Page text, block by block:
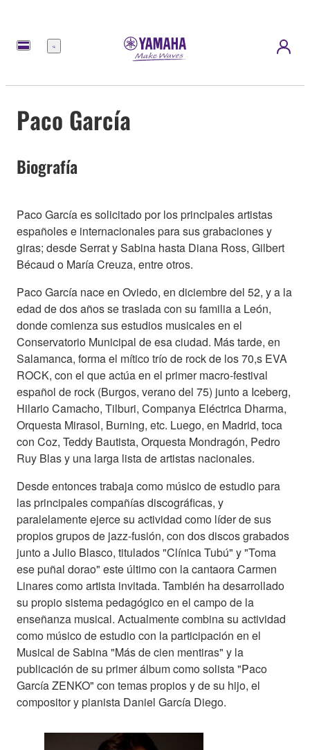
Menú
Paco García
Biografía
Paco García es solicitado por los principales artistas
españoles e internacionales para sus grabaciones y
giras; desde Serrat y Sabina hasta Diana Ross, Gilbert
Bécaud o María Creuza, entre otros.
Paco García nace en Oviedo, en diciembre del 52, y a la
edad de dos años se traslada con su familia a León,
donde comienza sus estudios musicales en el
Conservatorio Municipal de esa ciudad. Más tarde, en
Salamanca, forma el mítico trío de rock de los 70,s EVA
ROCK, con el que actúa en el primer macro-festival
español de rock (Burgos, verano del 75) junto a Iceberg,
Hilario Camacho, Tilburi, Companya Eléctrica Dharma,
Orquesta Mirasol, Burning, etc. Luego, en Madrid, toca
con Coz, Teddy Bautista, Orquesta Mondragón, Pedro
Ruy Blas y una larga lista de artistas nacionales.
Desde entonces trabaja como músico de estudio para
las principales compañías discográficas, y
paralelamente ejerce su actividad como líder de sus
propios grupos de jazz-fusión, con dos discos grabados
junto a Julio Blasco, titulados "Clínica Tubú" y "Toma
ese puñal dorao" este último con la cantaora Carmen
Linares como artista invitada. También ha desarrollado
su propio sistema pedagógico en el campo de la
enseñanza musical. Actualmente combina su actividad
como músico de estudio con la participación en el
Musical de Sabina "Más de cien mentiras" y la
publicación de su primer álbum como solista "Paco
García ZENKO" con temas propios y de su hijo, el
compositor y pianista Daniel García Diego.